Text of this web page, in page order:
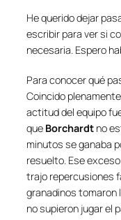
He querido dejar
escribir para ver si
necesaria. Espero
Para conocer qué
Coincido
actitud del equipo
que Borchardt no
minutos se ganaba
resuelto. Ese
trajo repercusiones
granadinos tomaron
no supieron jugar el